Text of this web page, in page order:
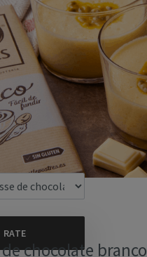
chocolate branco